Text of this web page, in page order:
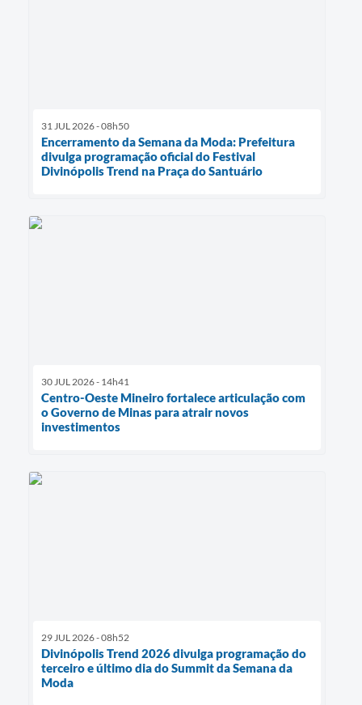
31 JUL 2026 - 08h50
Encerramento da Semana da Moda: Prefeitura
divulga programação oficial do Festival
Divinópolis Trend na Praça do Santuário
30 JUL 2026 - 14h41
Centro-Oeste Mineiro fortalece articulação com
o Governo de Minas para atrair novos
investimentos
29 JUL 2026 - 08h52
Divinópolis Trend 2026 divulga programação do
terceiro e último dia do Summit da Semana da
Moda